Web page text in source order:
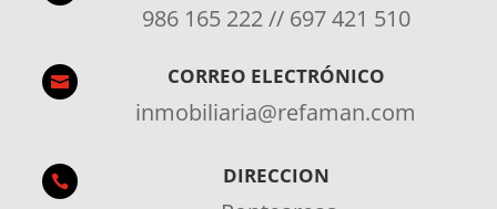
986 165 222 // 697 421 510
 CORREO ELECTRÓNICO
inmobiliaria@refaman.com
 DIRECCION